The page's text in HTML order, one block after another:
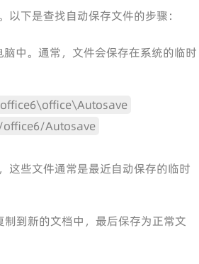
下是查找自动保存文件的步骤：
中。通常，文件会保存在系统的临时
Autosave
这些文件通常是最近自动保存的临时
到新的文档中，最后保存为正常文